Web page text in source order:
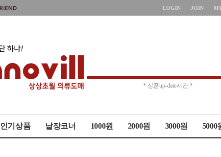
LOGIN JOIN
* 주문취소 제한 *
인기상품 낱장코너 1000원 2000원 3000원 5000